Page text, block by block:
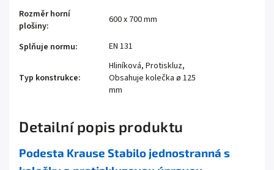
Detailní popis produktu
Podesta Krause Stabilo jednostranná s
Rozměr horní
plošiny:
600 x 700 mm
Splňuje normu: EN 131
Typ konstrukce:
Hliníková, Protiskluz,
Obsahuje kolečka ø 125
mm